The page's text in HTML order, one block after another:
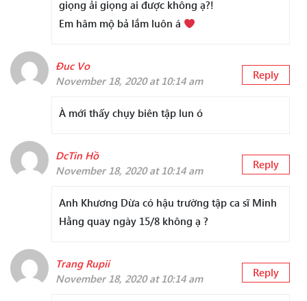
giọng ải giọng ai được không ạ?!
Em hâm mộ bả lắm luôn á
Đuc Vo
November 18, 2020 at 10:14 am
Reply
À mới thấy chụy biên tập lun ó
DcTin Hồ
November 18, 2020 at 10:14 am
Reply
Anh Khương Dừa có hậu trường tập ca sĩ Minh
Hằng quay ngày 15/8 không ạ ?
Trang Rupii
November 18, 2020 at 10:14 am
Reply